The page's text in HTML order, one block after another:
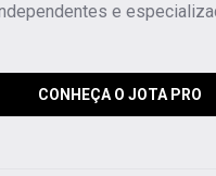
e
CONHEÇA O JOTA PRO